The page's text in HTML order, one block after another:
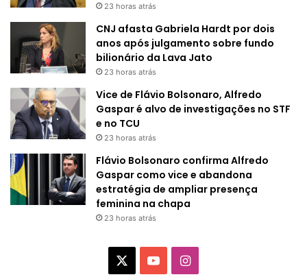
23 horas atrás
CNJ afasta Gabriela Hardt por dois
anos após julgamento sobre fundo
bilionário da Lava Jato
23 horas atrás
Vice de Flávio Bolsonaro, Alfredo
Gaspar é alvo de investigações no STF
e no TCU
23 horas atrás
Flávio Bolsonaro confirma Alfredo
Gaspar como vice e abandona
estratégia de ampliar presença
feminina na chapa
23 horas atrás
I